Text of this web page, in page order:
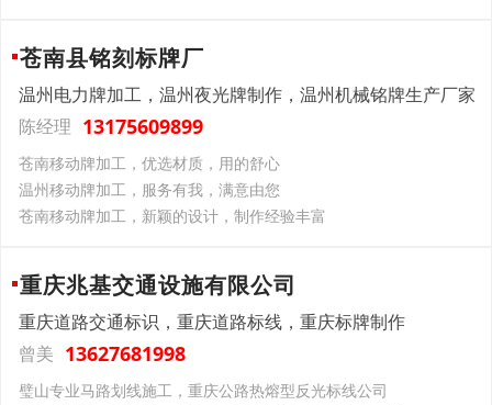
苍南县铭刻标牌厂
温州电力牌加工，温州夜光牌制作，温州机械铭牌生产厂家
陈经理 13175609899
苍南移动牌加工，优选材质，用的舒心
温州移动牌加工，服务有我，满意由您
苍南移动牌加工，新颖的设计，制作经验丰富
重庆兆基交通设施有限公司
重庆道路交通标识，重庆道路标线，重庆标牌制作
曾美 13627681998
璧山专业马路划线施工，重庆公路热熔型反光标线公司